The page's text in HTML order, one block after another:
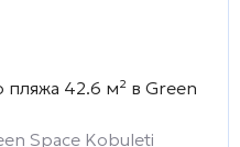
пляжа 42.6 м² в Green
Space Kobuleti